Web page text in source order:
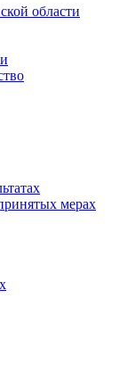
области
мерах